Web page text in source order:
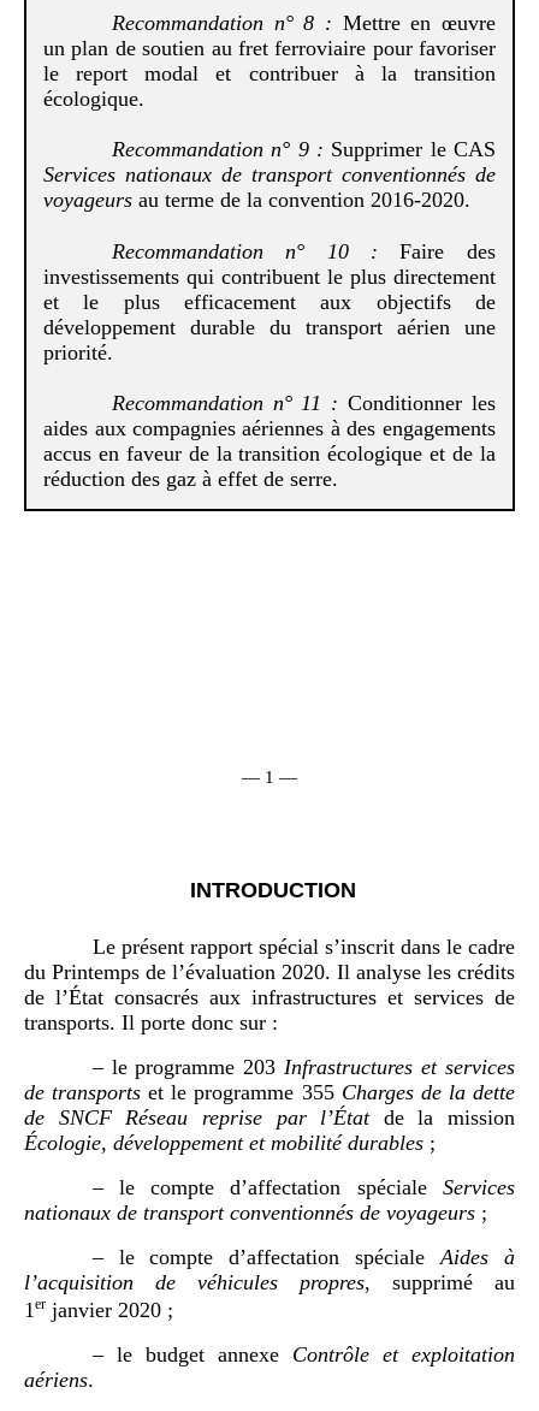
Recommandation n° 8 : Mettre en œuvre
un plan de soutien au fret ferroviaire pour favoriser
le report modal et contribuer à la transition
écologique.
Recommandation n° 9 : Supprimer le CAS
Services nationaux de transport conventionnés de
voyageurs au terme de la convention 2016-2020.
Recommandation n° 10 : Faire des
investissements qui contribuent le plus directement
et le plus efficacement aux objectifs de
développement durable du transport aérien une
priorité.
Recommandation n° 11 : Conditionner les
aides aux compagnies aériennes à des engagements
accus en faveur de la transition écologique et de la
réduction des gaz à effet de serre.
— 1 —
INTRODUCTION
Le présent rapport spécial s’inscrit dans le cadre
du Printemps de l’évaluation 2020. Il analyse les crédits
de l’État consacrés aux infrastructures et services de
transports. Il porte donc sur :
– le programme 203Infrastructures et services
de transports et le programme 355 Charges de la dette
de SNCF Réseau reprise par l’Étatde la mission
Écologie, développement et mobilité durables ;
– le compte d’affectation spéciale Services
nationaux de transport conventionnés de voyageurs ;
– le compte d’affectation spécialeAides à
l’acquisition de véhicules propres, supprimé au
1er janvier 2020 ;
– le budget annexe Contrôle et exploitation
aériens.